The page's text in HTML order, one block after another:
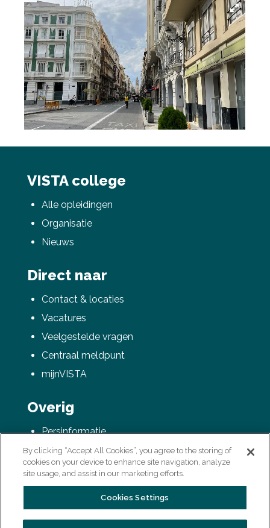
VISTA college
Alle opleidingen
Organisatie
Nieuws
Direct naar
Contact & locaties
Vacatures
Veelgestelde vragen
Centraal meldpunt
mijnVISTA
Overig
Persinformatie
AVG / Privacyverklaring
Colofon
By clicking “Accept All Cookies”, you agree to the storing of
cookies on your device to enhance site navigation, analyze
site usage, and assist in our marketing efforts.
Cookies Settings